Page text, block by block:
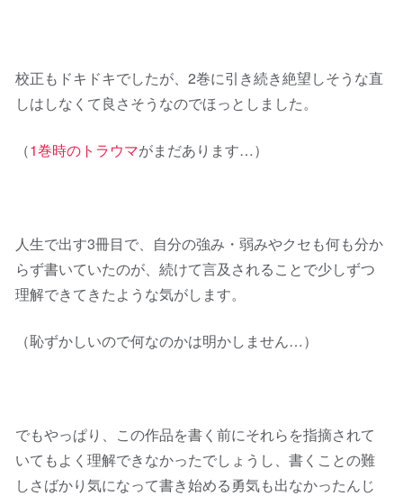
校正もドキドキでしたが、2巻に引き続き絶望しそうな直
しはしなくて良さそうなのでほっとしました。
（1巻時のトラウマがまだあります…）
人生で出す3冊目で、自分の強み・弱みやクセも何も分か
らず書いていたのが、続けて言及されることで少しずつ
理解できてきたような気がします。
（恥ずかしいので何なのかは明かしません…）
でもやっぱり、この作品を書く前にそれらを指摘されて
いてもよく理解できなかったでしょうし、書くことの難
しさばかり気になって書き始める勇気も出なかったんじ